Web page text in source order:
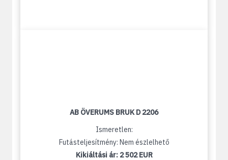
AB ÖVERUMS BRUK D 2206
Ismeretlen:
Futásteljesítmény: Nem észlelhető
Kikiáltási ár: 2 502 EUR